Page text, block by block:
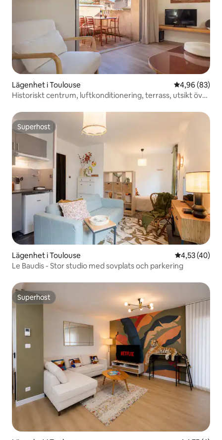
Lägenhet i Toulouse 4,96 av 5 i
4,96 (83)
Historiskt centrum, luftkonditionering, terrass, utsikt över
Superhost
Superhost
Lägenhet i Toulouse 4,53 av 5 i
4,53 (40)
Le Baudis - Stor studio med sovplats och parkering
Superhost
Superhost